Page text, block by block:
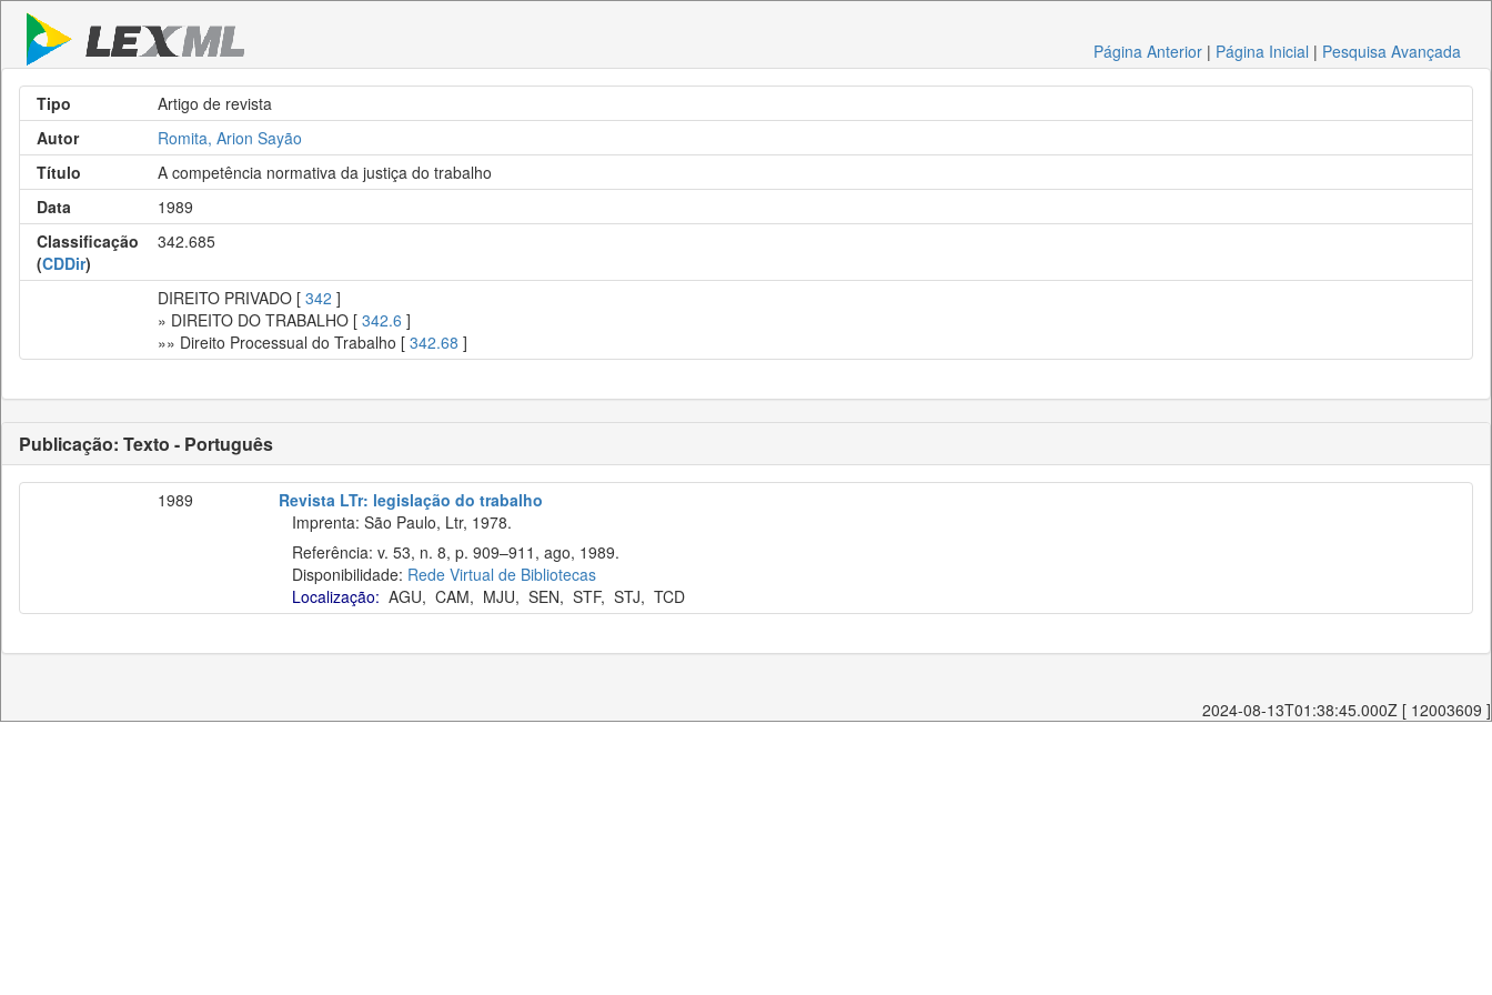
Página Anterior | Página Inicial | Pesquisa Avançada
Tipo
Artigo de revista
Autor
Romita, Arion Sayão
Título
A competência normativa da justiça do trabalho
Data
1989
Classificação
(CDDir)
342.685
DIREITO PRIVADO [ 342 ]
» DIREITO DO TRABALHO [ 342.6 ]
»» Direito Processual do Trabalho [ 342.68 ]
Publicação: Texto - Português
1989
Revista LTr: legislação do trabalho
Imprenta: São Paulo, Ltr, 1978.
Referência: v. 53, n. 8, p. 909–911, ago, 1989.
Disponibilidade: Rede Virtual de Bibliotecas
Localização: AGU, CAM, MJU, SEN, STF, STJ, TCD
2024-08-13T01:38:45.000Z [ 12003609 ]